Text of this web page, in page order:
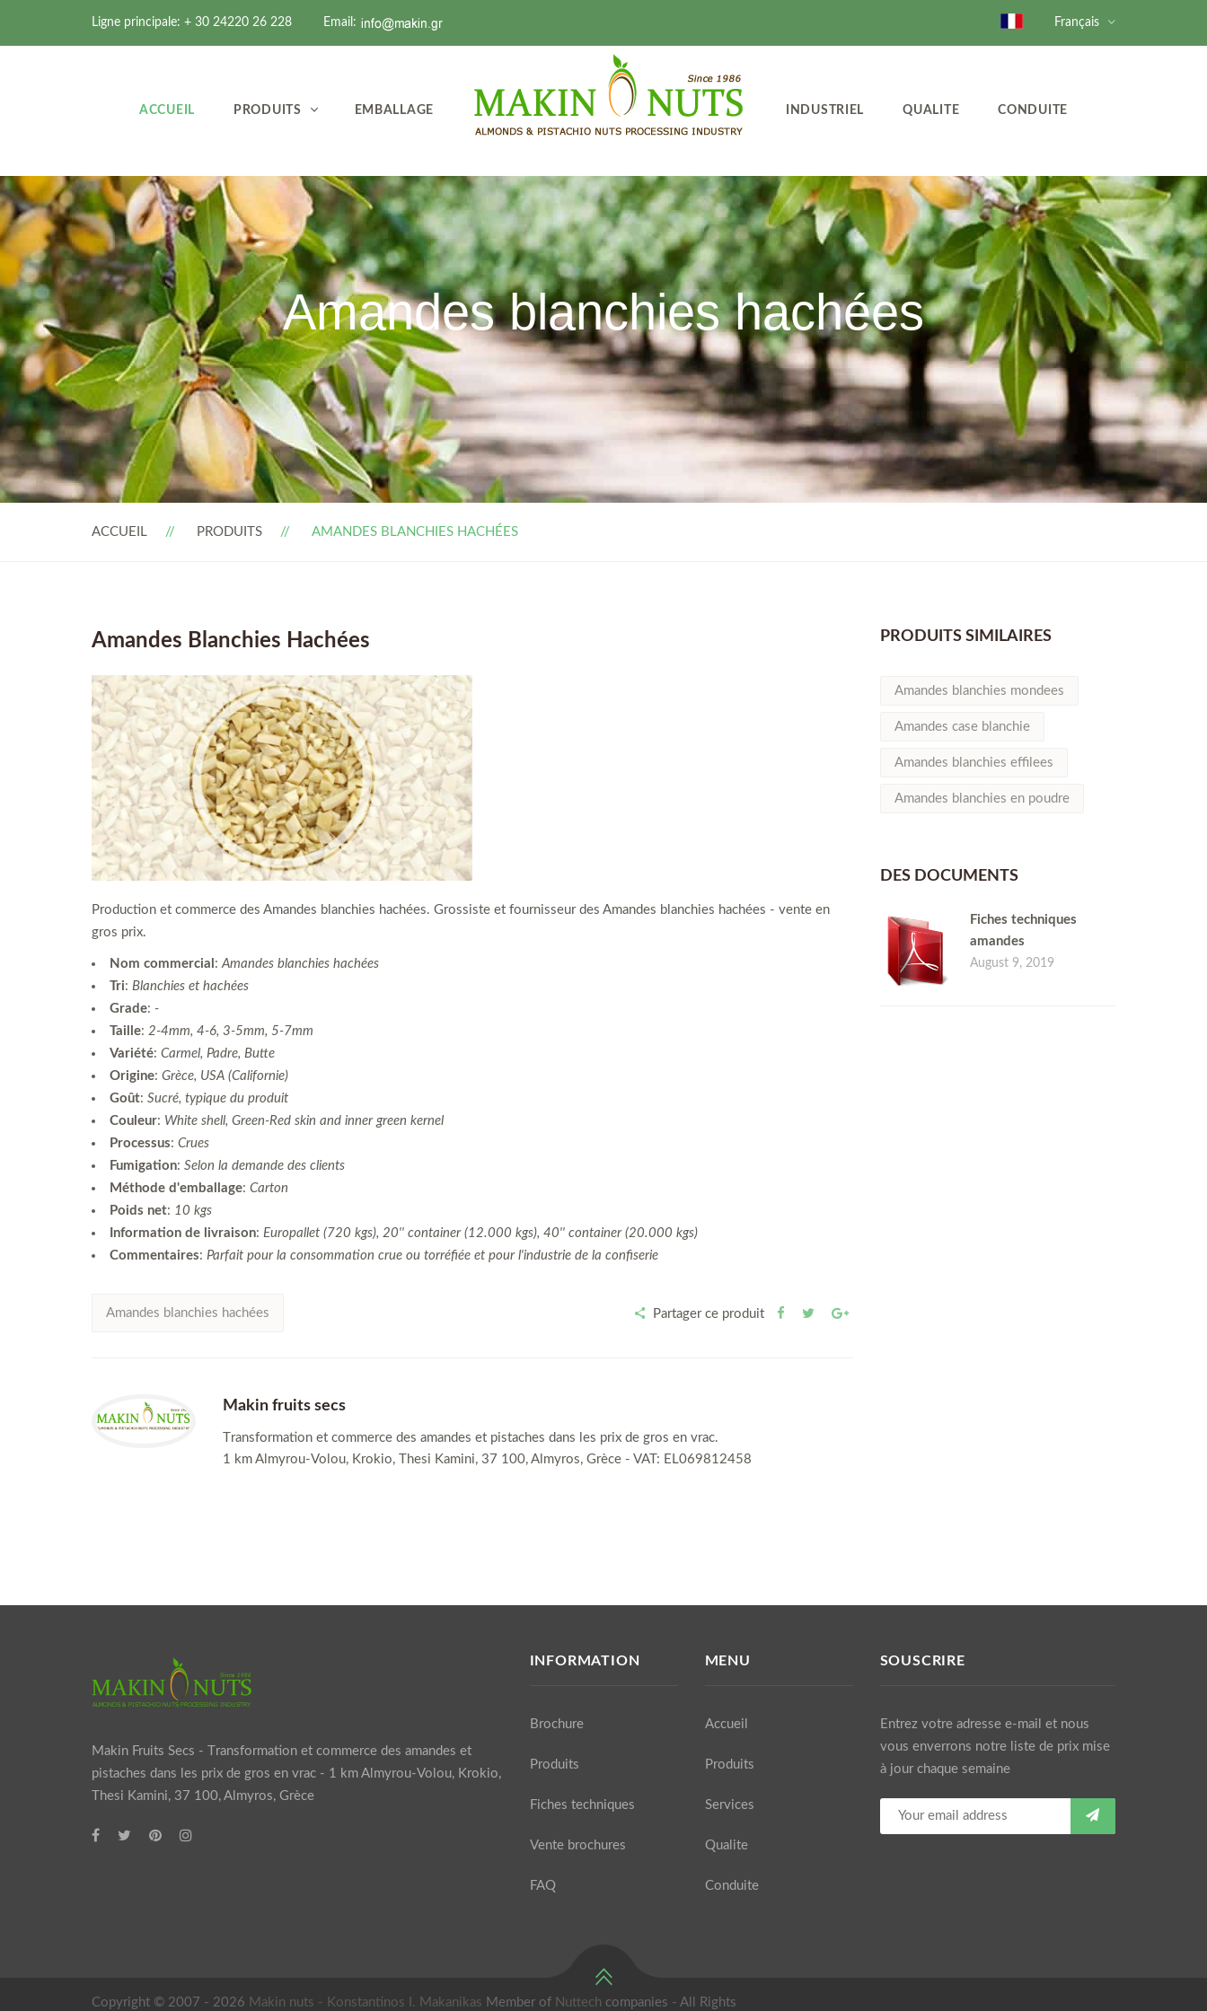
Ligne principale: + 30 24220 26 228 Email: Français
ACCUEIL PRODUITS EMBALLAGE INDUSTRIEL QUALITE CONDUITE
Amandes blanchies hachées
ACCUEIL PRODUITS AMANDES BLANCHIES HACHÉES
Amandes Blanchies Hachées
Production et commerce des Amandes blanchies hachées. Grossiste et fournisseur des Amandes blanchies hachées - vente en
gros prix.
Nom commercial : Amandes blanchies hachées
Tri: Blanchies et hachées
Grade: -
Taille: 2-4mm, 4-6, 3-5mm, 5-7mm
Variété: Carmel, Padre, Butte
Origine: Grèce, USA (Californie)
Goût: Sucré, typique du produit
Couleur: White shell, Green-Red skin and inner green kernel
Processus: Crues
Fumigation: Selon la demande des clients
Méthode d'emballage: Carton
Poids net: 10 kgs
Information de livraison: Europallet (720 kgs), 20'' container (12.000 kgs), 40'' container (20.000 kgs)
Commentaires: Parfait pour la consommation crue ou torréfiée et pour l'industrie de la confiserie
Amandes blanchies hachées Partager ce produit
Makin fruits secs
Τransformation et commerce des amandes et pistaches dans les prix de gros en vrac.
1 km Almyrou-Volou, Krokio, Thesi Kamini, 37 100, Almyros, Grèce - VAT: EL069812458
PRODUITS SIMILAIRES
Amandes blanchies mondees
Amandes case blanchie
Amandes blanchies effilees
Amandes blanchies en poudre
DES DOCUMENTS
Fiches techniques
amandes
August 9, 2019
Makin Fruits Secs - Τransformation et commerce des amandes et
pistaches dans les prix de gros en vrac - 1 km Almyrou-Volou, Krokio,
Thesi Kamini, 37 100, Almyros, Grèce
INFORMATION
Brochure
Produits
Fiches techniques
Vente brochures
FAQ
MENU
Accueil
Produits
Services
Qualite
Conduite
SOUSCRIRE
Entrez votre adresse e-mail et nous
vous enverrons notre liste de prix mise
à jour chaque semaine
Copyright © 2007 - 2026 Makin nuts - Κonstantinos I. Makanikas Member of Nuttech companies - All Rights